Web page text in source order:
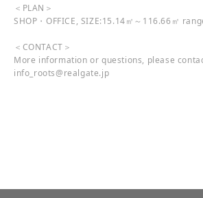
＜PLAN＞
SHOP・OFFICE, SIZE:15.14㎡～116.66㎡
＜CONTACT＞
More information or questions, please
info_roots@realgate.jp